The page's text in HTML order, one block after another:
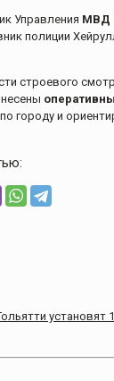
Управления МВД
полиции
строевого
по городу и
установят